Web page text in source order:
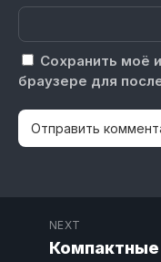
Сохранить моё
браузере для
NEXT
Компактные